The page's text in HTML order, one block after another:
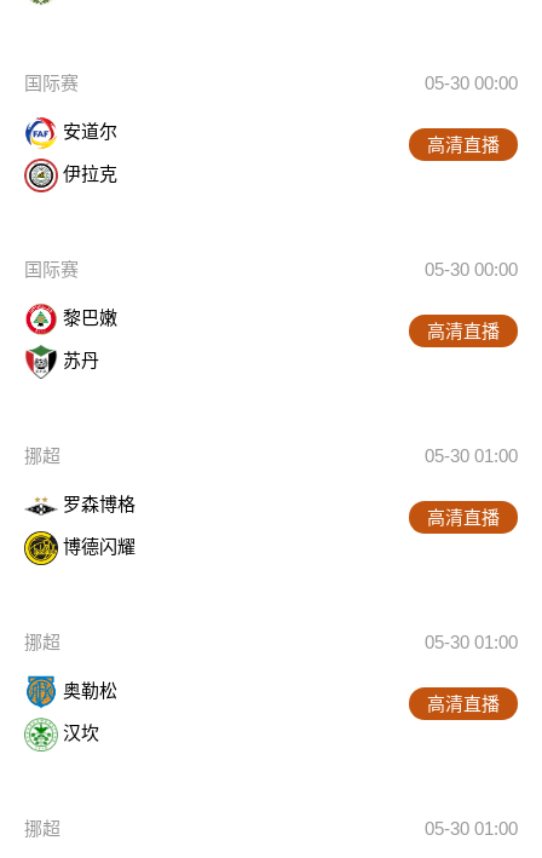
国际赛 05-30 00:00
安道尔
伊拉克
高清直播
国际赛 05-30 00:00
黎巴嫩
苏丹
高清直播
挪超 05-30 01:00
罗森博格
博德闪耀
高清直播
挪超 05-30 01:00
奥勒松
汉坎
高清直播
挪超 05-30 01:00